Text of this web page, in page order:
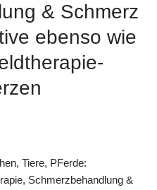
& Schmerz
ebenso wie
Tiere, PFerde:
Schmerzbehandlung &